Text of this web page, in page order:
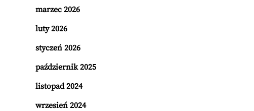
marzec 2026
luty 2026
styczeń 2026
październik 2025
listopad 2024
wrzesień 2024